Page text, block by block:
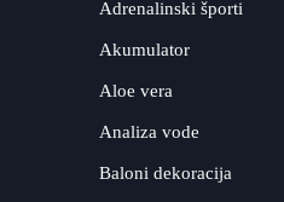
Adrenalinski športi
Akumulator
Aloe vera
Analiza vode
Baloni dekoracija